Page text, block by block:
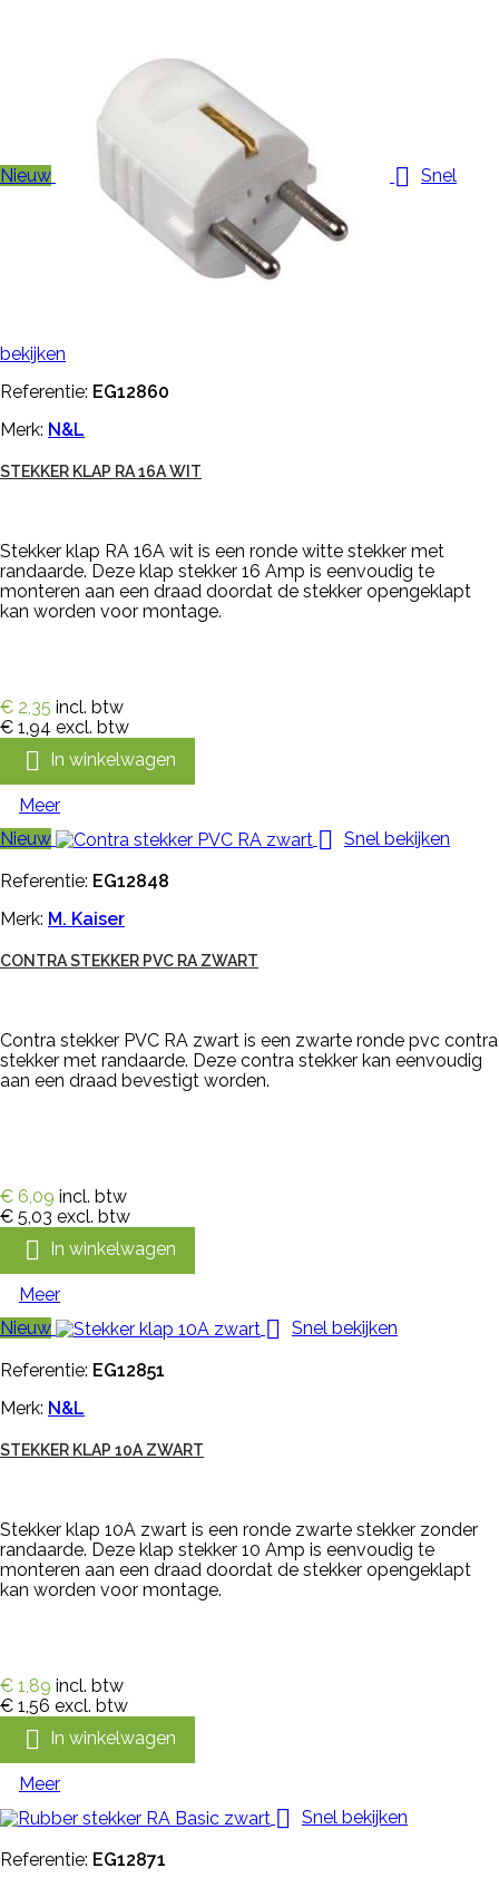
Nieuw  Snel
bekijken
Referentie: EG12860
Merk: N&L
STEKKER KLAP RA 16A WIT
Stekker klap RA 16A wit is een ronde witte stekker met
randaarde. Deze klap stekker 16 Amp is eenvoudig te
monteren aan een draad doordat de stekker opengeklapt
kan worden voor montage.
€ 2,35 incl. btw
€ 1,94 excl. btw
 In winkelwagen
Meer
Nieuw
 Snel bekijken
Referentie: EG12848
Merk: M. Kaiser
CONTRA STEKKER PVC RA ZWART
Contra stekker PVC RA zwart is een zwarte ronde pvc contra
stekker met randaarde. Deze contra stekker kan eenvoudig
aan een draad bevestigt worden.
€ 6,09 incl. btw
€ 5,03 excl. btw
 In winkelwagen
Meer
Nieuw
 Snel bekijken
Referentie: EG12851
Merk: N&L
STEKKER KLAP 10A ZWART
Stekker klap 10A zwart is een ronde zwarte stekker zonder
randaarde. Deze klap stekker 10 Amp is eenvoudig te
monteren aan een draad doordat de stekker opengeklapt
kan worden voor montage.
€ 1,89 incl. btw
€ 1,56 excl. btw
 In winkelwagen
Meer
 Snel bekijken
Referentie: EG12871